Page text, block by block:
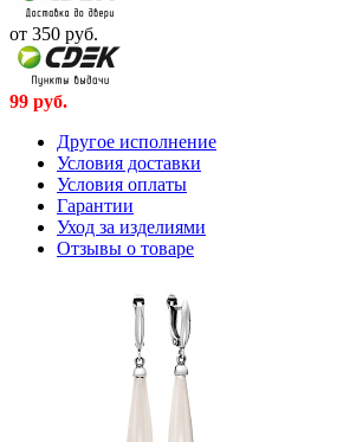
от 350 руб.
99 руб.
Другое исполнение
Условия доставки
Условия оплаты
Гарантии
Уход за изделиями
Отзывы о товаре